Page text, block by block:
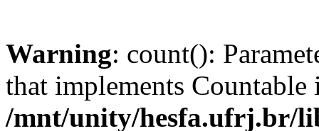
Warning: count():
that implements Countable
/mnt/unity/hesfa.ufrj.br/